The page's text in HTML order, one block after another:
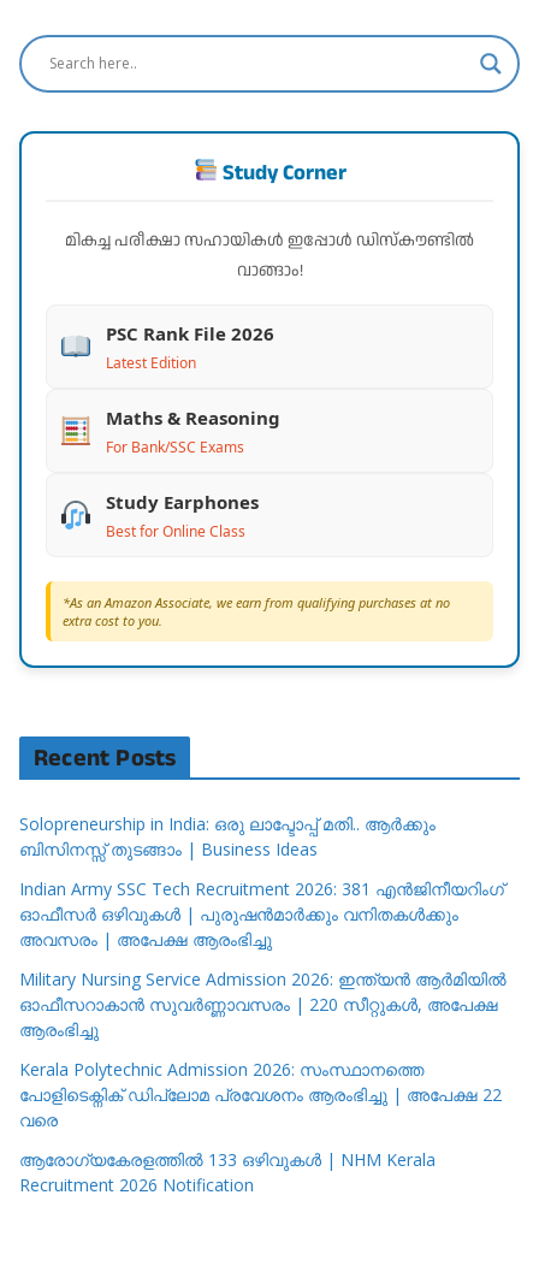
Study Corner
മികച്ച പരീക്ഷാ സഹായികൾ ഇപ്പോൾ ഡിസ്കൗണ്ടിൽ
വാങ്ങാം!
PSC Rank File 2026
Latest Edition
Maths & Reasoning
For Bank/SSC Exams
Study Earphones
Best for Online Class
*As an Amazon Associate, we earn from qualifying purchases at no
extra cost to you.
Recent Posts
Solopreneurship in India: ഒരു ലാപ്ടോപ്പ് മതി.. ആർക്കും
ബിസിനസ്സ് തുടങ്ങാം | Business Ideas
Indian Army SSC Tech Recruitment 2026: 381 എൻജിനീയറിംഗ്
ഓഫീസർ ഒഴിവുകൾ | പുരുഷൻമാർക്കും വനിതകൾക്കും
അവസരം | അപേക്ഷ ആരംഭിച്ചു
Military Nursing Service Admission 2026: ഇന്ത്യൻ ആർമിയിൽ
ഓഫീസറാകാൻ സുവർണ്ണാവസരം | 220 സീറ്റുകൾ, അപേക്ഷ
ആരംഭിച്ചു
Kerala Polytechnic Admission 2026: സംസ്ഥാനത്തെ
പോളിടെക്നിക് ഡിപ്ലോമ പ്രവേശനം ആരംഭിച്ചു | അപേക്ഷ 22
വരെ
ആരോഗ്യകേരളത്തിൽ 133 ഒഴിവുകൾ | NHM Kerala
Recruitment 2026 Notification